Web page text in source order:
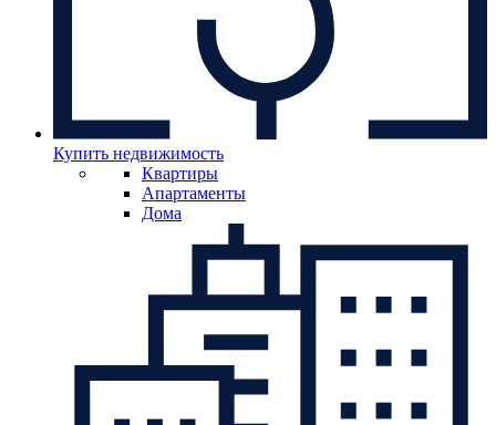
Купить недвижимость
Квартиры
Апартаменты
Дома